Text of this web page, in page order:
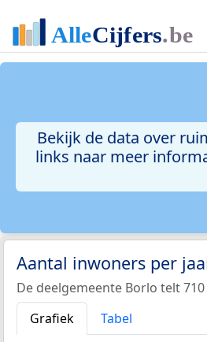
Bekijk de data over
links naar meer
Aantal inwoners per
De deelgemeente Borlo telt
Grafiek
Tabel